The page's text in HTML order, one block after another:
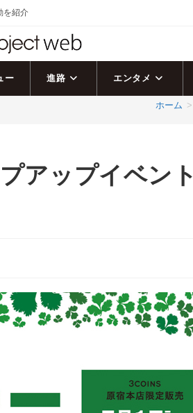
を紹介
ー 進路 エンタメ
ホーム >
アップイベン